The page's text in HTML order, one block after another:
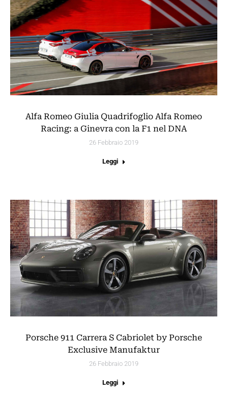
Alfa Romeo Giulia Quadrifoglio Alfa Romeo
Racing: a Ginevra con la F1 nel DNA
26 Febbraio 2019
Leggi
Porsche 911 Carrera S Cabriolet by Porsche
Exclusive Manufaktur
26 Febbraio 2019
Leggi